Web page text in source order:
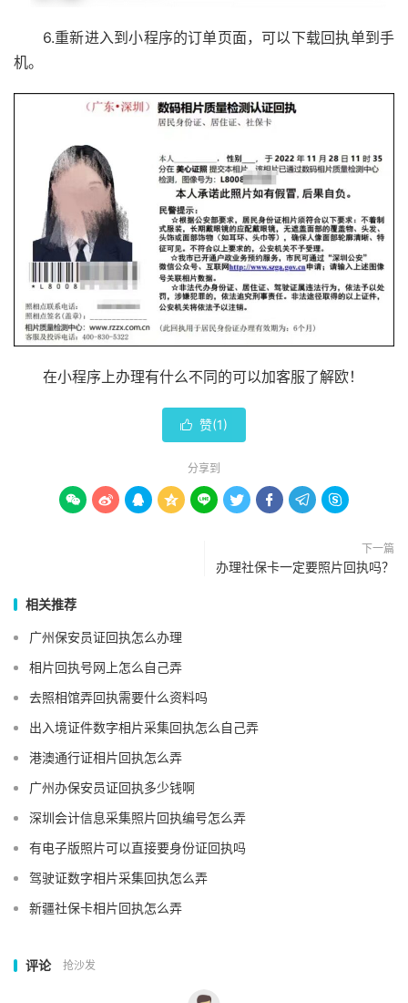
6.重新进入到小程序的订单页面，可以下载回执单到手
机。
在小程序上办理有什么不同的可以加客服了解欧！
 赞(1)
分享到
        
下一篇
办理社保卡一定要照片回执吗？
相关推荐
广州保安员证回执怎么办理
相片回执号网上怎么自己弄
去照相馆弄回执需要什么资料吗
出入境证件数字相片采集回执怎么自己弄
港澳通行证相片回执怎么弄
广州办保安员证回执多少钱啊
深圳会计信息采集照片回执编号怎么弄
有电子版照片可以直接要身份证回执吗
驾驶证数字相片采集回执怎么弄
新疆社保卡相片回执怎么弄
评论 抢沙发